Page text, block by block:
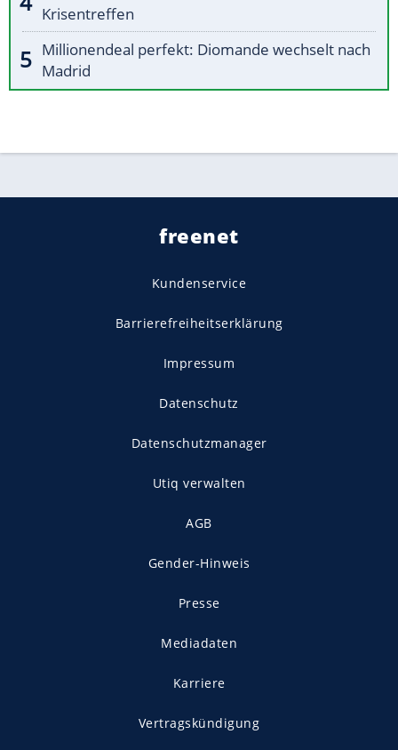
Krisentreffen
Millionendeal perfekt: Diomande wechselt nach
Madrid
freenet
Kundenservice
Barrierefreiheitserklärung
Impressum
Datenschutz
Datenschutzmanager
Utiq verwalten
AGB
Gender-Hinweis
Presse
Mediadaten
Karriere
Vertragskündigung